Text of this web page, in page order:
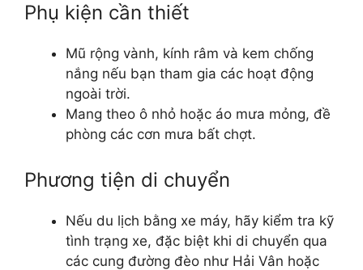
Phụ kiện cần thiết
Mũ rộng vành, kính râm và kem chống
nắng nếu bạn tham gia các hoạt động
ngoài trời.
Mang theo ô nhỏ hoặc áo mưa mỏng, đề
phòng các cơn mưa bất chợt.
Phương tiện di chuyển
Nếu du lịch bằng xe máy, hãy kiểm tra kỹ
tình trạng xe, đặc biệt khi di chuyển qua
các cung đường đèo như Hải Vân hoặc